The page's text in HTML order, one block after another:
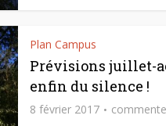
Plan Campus
Prévisions juillet-
enfin du silence !
8 février 2017